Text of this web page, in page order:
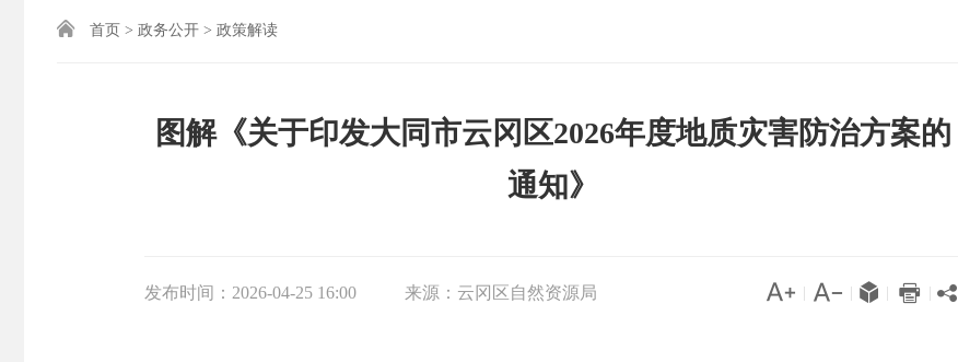
 首页 > 政务公开 > 政策解读
图解《关于印发大同市云冈区2026年度地质灾害防治方案的
通知》
发布时间： 2026-04-25 16:00 来源： 云冈区自然资源局     